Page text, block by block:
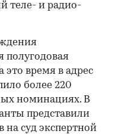
теле- и радио-
полугодовая
это время в адрес
более 220
номинациях. В
представили
на суд экспертной